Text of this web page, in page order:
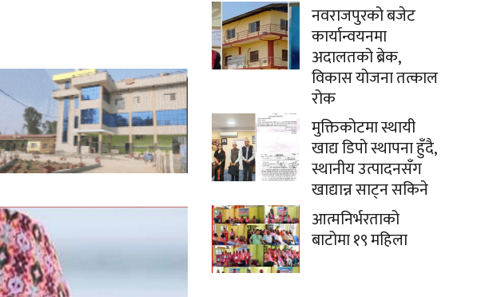
नवराजपुरको बजेट
कार्यान्वयनमा
अदालतको ब्रेक,
विकास योजना तत्काल
रोक
मुक्तिकोटमा स्थायी
खाद्य डिपो स्थापना हुँदै,
स्थानीय उत्पादनसँग
खाद्यान्न साट्न सकिने
आत्मनिर्भरताको
बाटोमा १९ महिला